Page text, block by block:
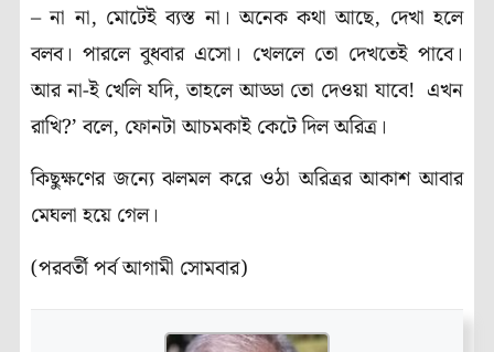
– না না, মোটেই ব্যস্ত না। অনেক কথা আছে, দেখা হলে
বলব। পারলে বুধবার এসো। খেললে তো দেখতেই পাবে।
আর না-ই খেলি যদি, তাহলে আড্ডা তো দেওয়া যাবে! এখন
রাখি?’ বলে, ফোনটা আচমকাই কেটে দিল অরিত্র।
কিছুক্ষণের জন্যে ঝলমল করে ওঠা অরিত্রর আকাশ আবার
মেঘলা হয়ে গেল।
(পরবর্তী পর্ব আগামী সোমবার)